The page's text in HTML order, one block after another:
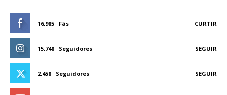
16,985 Fãs CURTIR
15,748 Seguidores SEGUIR
2,458 Seguidores SEGUIR